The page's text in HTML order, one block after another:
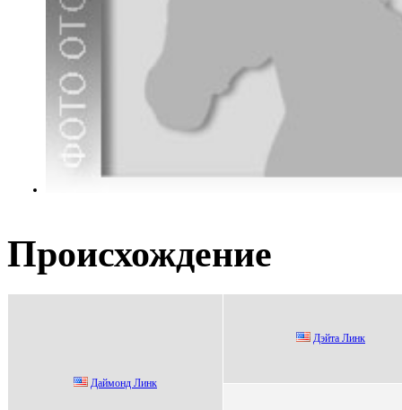
Происхождение
Дaймонд Линк
Дэйтa Линк